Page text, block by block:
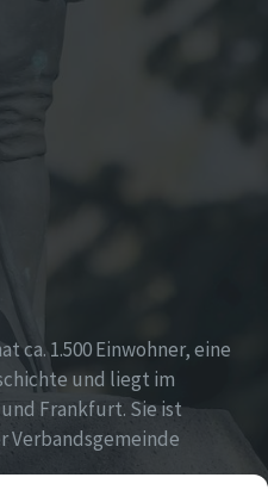
ca. 1.500 Einwohner, eine
und liegt im
Frankfurt. Sie ist
Verbandsgemeinde